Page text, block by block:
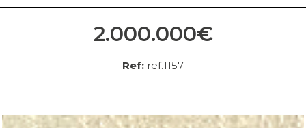
2.000.000€
Ref: ref.1157